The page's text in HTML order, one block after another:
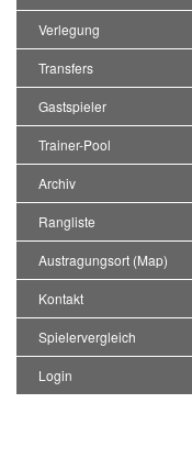
Verlegung
Transfers
Gastspieler
Trainer-Pool
Archiv
Rangliste
Austragungsort (Map)
Kontakt
Spielervergleich
Login